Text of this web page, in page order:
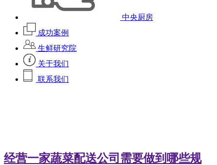
中央厨房
成功案例
生鲜研究院
关于我们
联系我们
经营一家蔬菜配送公司需要做到哪些规